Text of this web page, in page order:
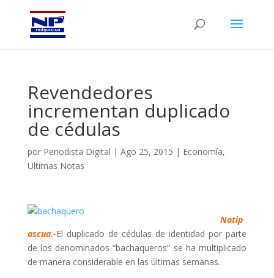
Revendedores
incrementan duplicado
de cédulas
por Periodista Digital | Ago 25, 2015 | Economía,
Ultimas Notas
Notip
ascua.-El duplicado de cédulas de identidad por parte
de los denominados “bachaqueros” se ha multiplicado
de manera considerable en las últimas semanas.